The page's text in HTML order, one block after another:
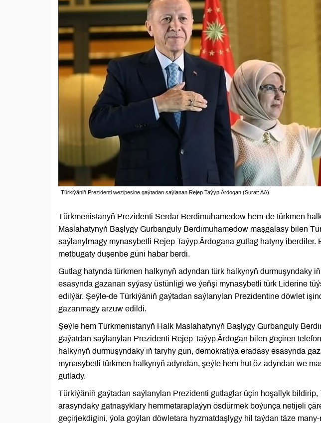
Türkiýäniň Prezidenti wezipesine gaýtadan saýlanan Rejep Taýyp Ärdogan (Surat: AA)
Türkmenistanyň Prezidenti Serdar Berdimuhamedow hem-de türkmen
Maslahatynyň Başlygy Gurbanguly Berdimuhamedow maşgalasy bilen
saýlanylmagy mynasybetli Rejep Taýyp Ärdogana gutlag hatyny iberdiler.
metbugaty duşenbe güni habar berdi.
Gutlag hatynda türkmen halkynyň adyndan türk halkynyň durmuşyndaky
esasynda gazanan syýasy üstünligi we ýeňşi mynasybetli türk Liderine
edilýär. Şeýle-de Türkiýäniň gaýtadan saýlanylan Prezidentine döwlet
gazanmagy arzuw edildi.
Şeýle hem Türkmenistanyň Halk Maslahatynyň Başlygy Gurbanguly
gaýatdan saýlanylan Prezidenti Rejep Taýyp Ärdogan bilen geçiren
halkynyň durmuşyndaky iň taryhy gün, demokratiýa eradasy esasynda
mynasybetli türkmen halkynyň adyndan, şeýle hem hut öz adyndan we
gutlady.
Türkiýäniň gaýtadan saýlanylan Prezidenti gutlaglar üçin hoşallyk
arasyndaky gatnaşyklary hemmetaraplaýyn ösdürmek boýunça netijeli
geçirjekdigini, ýola goýlan döwletara hyzmatdaşlygy hil taýdan täze